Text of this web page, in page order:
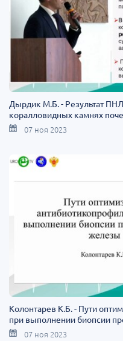
Дырдик М.Б. - Результат
коралловидных камнях
07 ноя 2023
Колонтарев К.Б. - Пути
при выполнении биопсии
07 ноя 2023